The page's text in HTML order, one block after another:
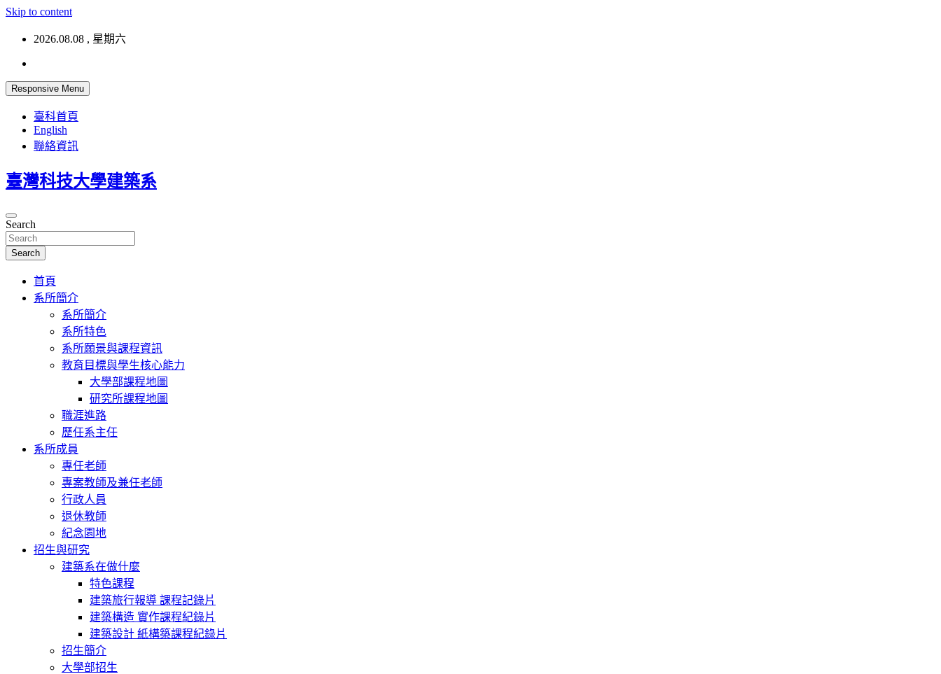
Skip to content
2026.08.08 , 星期六
Responsive Menu
臺科首頁
English
聯絡資訊
臺灣科技大學建築系
Search
Search
首頁
系所簡介
系所簡介
系所特色
系所願景與課程資訊
教育目標與學生核心能力
大學部課程地圖
研究所課程地圖
職涯進路
歷任系主任
系所成員
專任老師
專案教師及兼任老師
行政人員
退休教師
紀念園地
招生與研究
建築系在做什麼
特色課程
建築旅行報導 課程記錄片
建築構造 實作課程紀錄片
建築設計 紙構築課程紀錄片
招生簡介
大學部招生